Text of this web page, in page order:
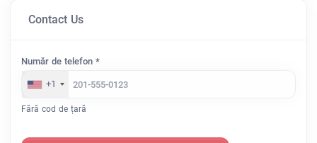
Contact Us
Număr de telefon *
+1
Fără cod de țară